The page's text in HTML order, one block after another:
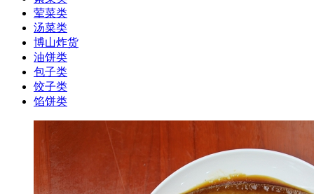
荤菜类
汤菜类
博山炸货
油饼类
包子类
饺子类
馅饼类